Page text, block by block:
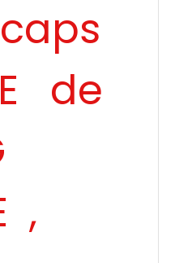
de
,